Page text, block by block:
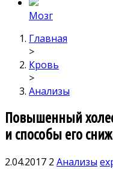
Мозг
Главная
>
Кровь
>
Анализы
Повышенный
и способы его
2.04.2017 2 Анализы